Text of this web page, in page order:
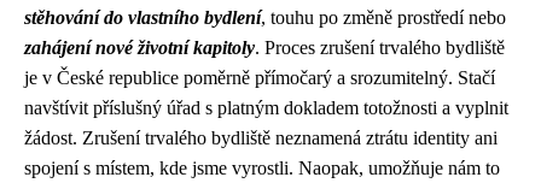
stěhování do vlastního bydlení, touhu po změně prostředí nebo
zahájení nové životní kapitoly. Proces zrušení trvalého bydliště
je v České republice poměrně přímočarý a srozumitelný. Stačí
navštívit příslušný úřad s platným dokladem totožnosti a vyplnit
žádost. Zrušení trvalého bydliště neznamená ztrátu identity ani
spojení s místem, kde jsme vyrostli. Naopak, umožňuje nám to